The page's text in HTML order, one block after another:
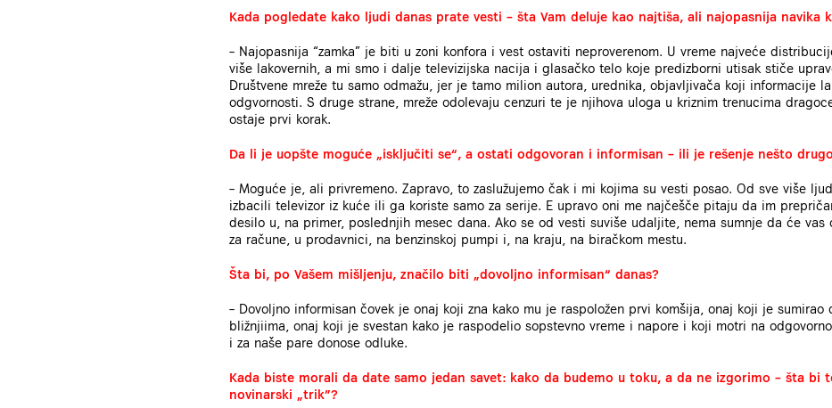
Kada pogledate kako ljudi danas prate vesti – šta Vam deluje kao najtiša, ali najopasnija navika
– Najopasnija “zamka” je biti u zoni konfora i vest ostaviti neproverenom. U vreme najveće
više lakovernih, a mi smo i dalje televizijska nacija i glasačko telo koje predizborni utisak stiče
Društvene mreže tu samo odmažu, jer je tamo milion autora, urednika, objavljivača koji informacije
odgvornosti. S druge strane, mreže odolevaju cenzuri te je njihova uloga u kriznim trenucima
ostaje prvi korak.
Da li je uopšte moguće „isključiti se“, a ostati odgovoran i informisan – ili je rešenje nešto
– Moguće je, ali privremeno. Zapravo, to zaslužujemo čak i mi kojima su vesti posao. Od sve više
izbacili televizor iz kuće ili ga koriste samo za serije. E upravo oni me najčešče pitaju da im
desilo u, na primer, poslednjih mesec dana. Ako se od vesti suviše udaljite, nema sumnje da će vas
za račune, u prodavnici, na benzinskoj pumpi i, na kraju, na biračkom mestu.
Šta bi, po Vašem mišljenju, značilo biti „dovoljno informisan“ danas?
– Dovoljno informisan čovek je onaj koji zna kako mu je raspoložen prvi komšija, onaj koji je sumirao
bližnjiima, onaj koji je svestan kako je raspodelio sopstevno vreme i napore i koji motri na
i za naše pare donose odluke.
Kada biste morali da date samo jedan savet: kako da budemo u toku, a da ne izgorimo – šta bi
novinarski „trik”?